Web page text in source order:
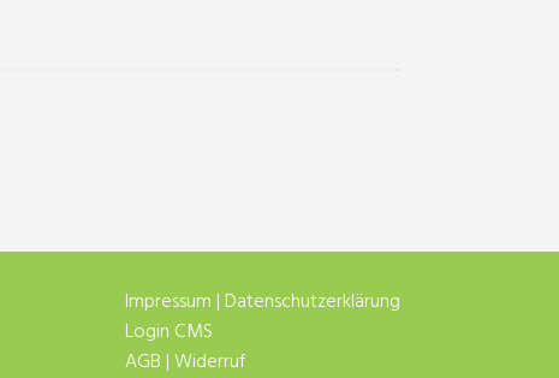
Impressum | Datenschutzerklärung
Login CMS
AGB |Widerruf